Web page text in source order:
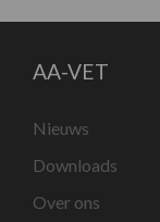
AA-VET
Nieuws
Downloads
Over ons